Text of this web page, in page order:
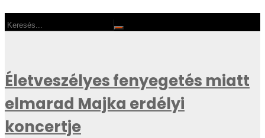
Életveszélyes fenyegetés miatt
elmarad Majka erdélyi
koncertje